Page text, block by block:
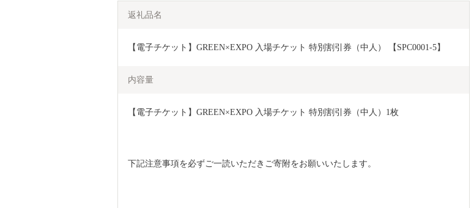
返礼品名
【電子チケット】GREEN×EXPO 入場チケット 特別割引券（中人） 【SPC0001-5】
内容量
【電子チケット】GREEN×EXPO 入場チケット 特別割引券（中人）1枚
下記注意事項を必ずご一読いただきご寄附をお願いいたします。